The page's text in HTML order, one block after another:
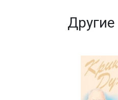
Другие